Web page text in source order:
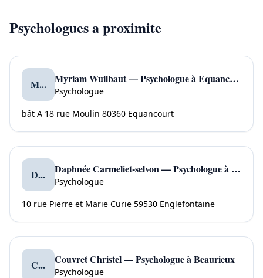
Psychologues a proximite
M... Myriam Wuilbaut — Psychologue à Equancourt
Psychologue
bât A 18 rue Moulin 80360 Equancourt
D... Daphnée Carmeliet-selvon — Psychologue à Englefontaine
Psychologue
10 rue Pierre et Marie Curie 59530 Englefontaine
C... Couvret Christel — Psychologue à Beaurieux
Psychologue